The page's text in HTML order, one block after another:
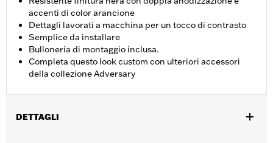
accenti di color arancione
Dettagli lavorati a macchina per un tocco di contrasto
Semplice da installare
Bulloneria di montaggio inclusa.
Completa questo look custom con ulteriori accessori
della collezione Adversary
DETTAGLI